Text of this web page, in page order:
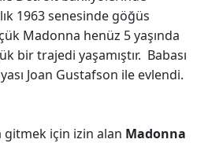
1963 senesinde göğüs
Madonna henüz 5 yaşında
bir trajedi yaşamıştır. Babası
Joan Gustafson ile evlendi.
gitmek için izin alan Madonna